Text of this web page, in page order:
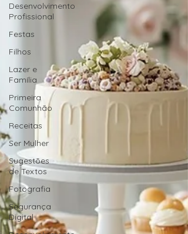
Desenvolvimento
Profissional
Festas
Filhos
Lazer e
Família
Primeira
Comunhão
Receitas
Ser Mulher
Sugestões
de Textos
Fotografia
Segurança
Digital